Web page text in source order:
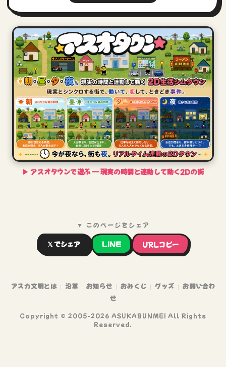
▶ アスオタウンで遊ぶ — 現実の時間と連動して動く2Dの街
▼ このページをシェア
𝕏 でシェア LINE URLコピー
アスカ文明とは ｜ 沿革 ｜ お知らせ ｜ おみくじ ｜ グッズ ｜ お問い合わ
せ
Copyright © 2005-2026 ASUKABUNMEI All Rights
Reserved.